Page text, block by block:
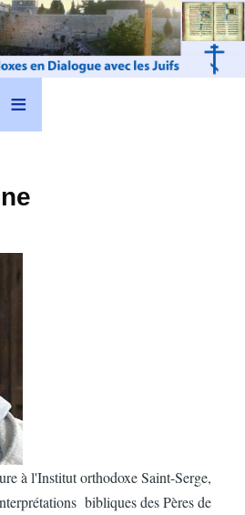
à l'Institut orthodoxe Saint-Serge,
bibliques des Pères de